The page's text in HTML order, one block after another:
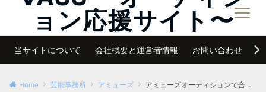
ョン応援サイト〜メニュー
当サイトについて 会社概要と運営者情報 お問い合わせ
Home 芸能事務所 アミューズ アミューズオーディションで合格者が外国人になる可能性はある？